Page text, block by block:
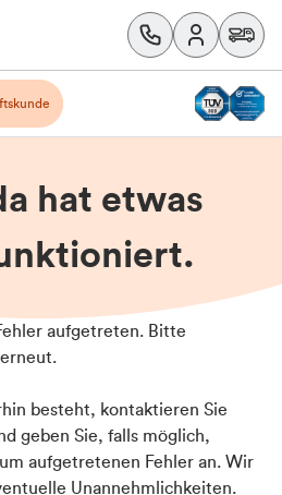
hat etwas
aufgetreten. Bitte
besteht, kontaktieren Sie
geben Sie, falls möglich,
aufgetretenen Fehler an. Wir
Unannehmlichkeiten.